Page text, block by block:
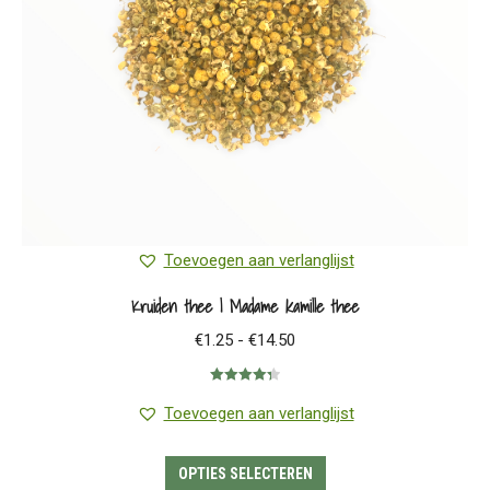
worden
op
de
productpagina
Toevoegen aan verlanglijst
Kruiden thee | Madame kamille thee
€1.25 - €14.50
€14.50
4.33uit 5
Toevoegen aan verlanglijst
OPTIES SELECTEREN